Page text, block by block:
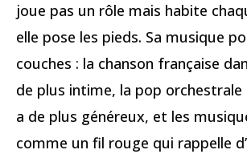
joue pas un rôle mais habite
elle pose les pieds. Sa musique
couches : la chanson française
de plus intime, la pop orchestrale
a de plus généreux, et les
comme un fil rouge qui rappelle